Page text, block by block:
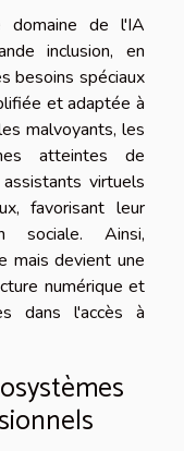
domaine de l'IA
inclusion, en
besoins spéciaux
et adaptée à
malvoyants, les
atteintes de
virtuels
favorisant leur
sociale. Ainsi,
mais devient une
numérique et
dans l'accès à